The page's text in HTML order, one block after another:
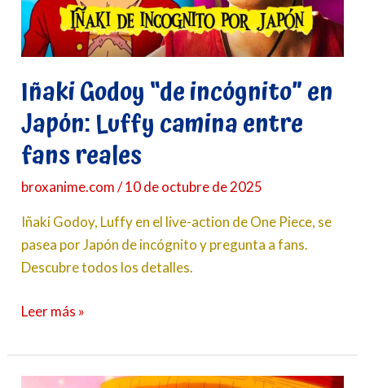
Iñaki Godoy “de incógnito” en
Japón: Luffy camina entre
fans reales
broxanime.com/10 de octubre de 2025
Iñaki Godoy, Luffy en el live-action de One Piece, se
pasea por Japón de incógnito y pregunta a fans.
Descubre todos los detalles.
camina
entre
fans
reales
Leer más »